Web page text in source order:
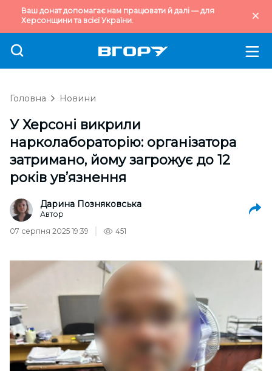
Ваш донат допомагає нам працювати й далі — для
Херсонщини та всієї України.
Головна Новини
У Херсоні викрили
нарколабораторію: організатора
затримано, йому загрожує до 12
років ув’язнення
Дарина Позняковська
Автор
07 серпня 2025 19:39
451